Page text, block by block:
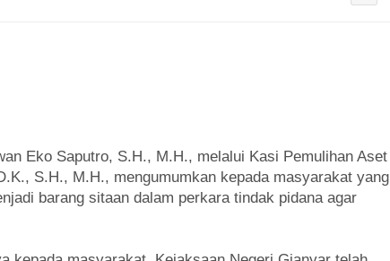
Eko Saputro, S.H., M.H., melalui Kasi Pemulihan Aset
S.H., M.H., mengumumkan kepada masyarakat yang
barang sitaan dalam perkara tindak pidana agar